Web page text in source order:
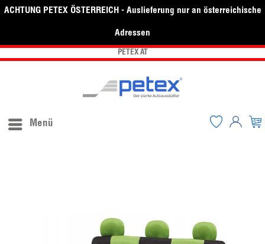
ACHTUNG PETEX ÖSTERREICH - Auslieferung nur an österreichische
Adressen
PETEX AT
Menü